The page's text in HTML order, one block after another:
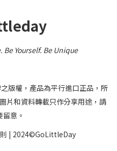
Yourself.Be Unique
版權，產品為平行進口正品，所
片和資料轉載只作分享用途，請
意。
| 2024©GoLittleDay